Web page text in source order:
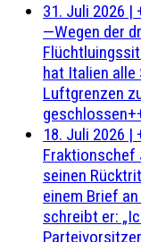
31. Juli 2026 |
—Wegen der
hat Italien alle
Luftgrenzen
18. Juli 2026 |
Fraktionschef
seinen
einem Brief
schreibt er: